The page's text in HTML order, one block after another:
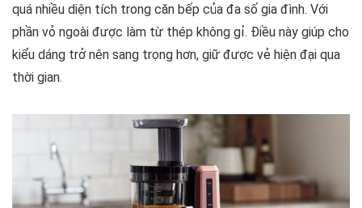
quá nhiều diện tích trong căn bếp của đa số gia đình. Với
phần vỏ ngoài được làm từ thép không gỉ. Điều này giúp cho
kiểu dáng trở nên sang trọng hơn, giữ được vẻ hiện đại qua
thời gian.